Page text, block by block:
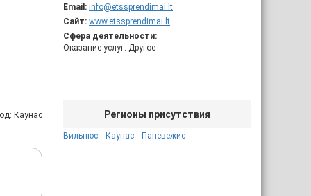
Email: info@etssprendimai.lt
Сайт: www.etssprendimai.lt
Сфера деятельности:
Оказание услуг: Другое
Каунас Регионы присутствия
Вильнюс Каунас Паневежис